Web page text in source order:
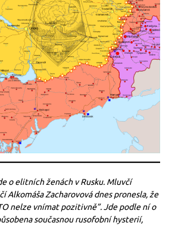
o elitních ženách v Rusku. Mluvčí
Alkomáša Zacharovová dnes pronesla, že
nelze vnímat pozitivně”. Jde podle ní o
současnou rusofobní hysterií,